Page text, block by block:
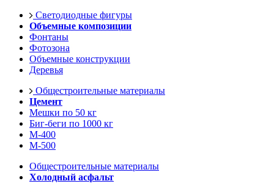
Светодиодные фигуры
Объемные композиции
Фонтаны
Фотозона
Объемные конструкции
Деревья
Общестроительные материалы
Цемент
Мешки по 50 кг
Биг-беги по 1000 кг
М-400
М-500
Общестроительные материалы
Холодный асфальт